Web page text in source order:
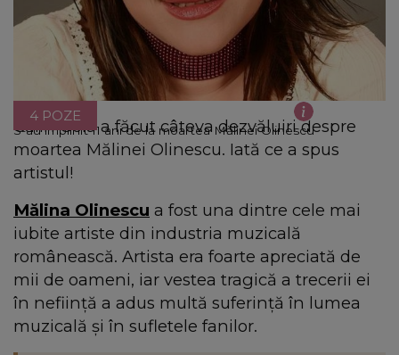
S-au împlinit 11 ani de la moartea Mălinei Olinescu
4 POZE
Călin Goia a făcut câteva dezvăluiri despre
moartea Mălinei Olinescu. Iată ce a spus
artistul!
Mălina Olinescu a fost una dintre cele mai
iubite artiste din industria muzicală
românească. Artista era foarte apreciată de
mii de oameni, iar vestea tragică a trecerii ei
în neființă a adus multă suferință în lumea
muzicală și în sufletele fanilor.